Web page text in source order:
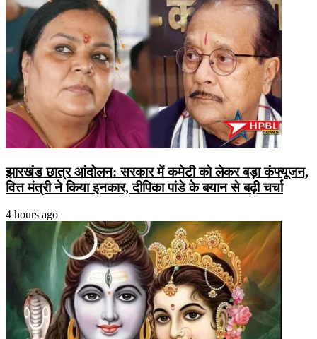
झारखंड छात्र आंदोलन: सरकार में कमेटी को लेकर बड़ा कंफ्यूजन,
वित्त मंत्री ने किया इनकार, दीपिका पांडे के बयान से बढ़ी चर्चा
4 hours ago